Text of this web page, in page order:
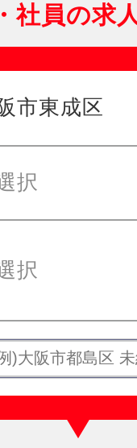
社員の求
市東成区
択
択